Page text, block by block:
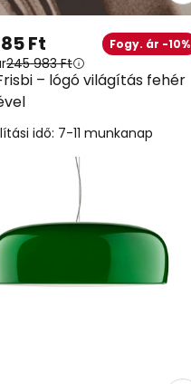
– lógó világítás fehér
Ft Fogy. ár -10%
245 983 Ft
idő: 7-11 munkanap